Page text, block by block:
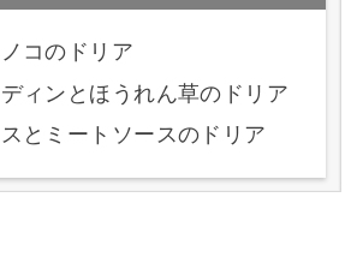
コのドリア
ィンとほうれん草のドリア
とミートソースのドリア